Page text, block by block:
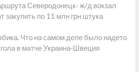
Северодонецк- ж/д вокзал
закупить по 11 млн грн штука
Что на самом деле было надето
в матче Украина-Швеция